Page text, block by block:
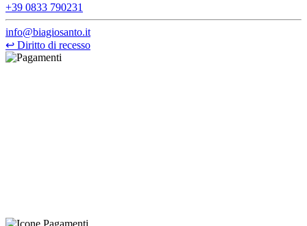
+39 0833 790231
info@biagiosanto.it
↩ Diritto di recesso